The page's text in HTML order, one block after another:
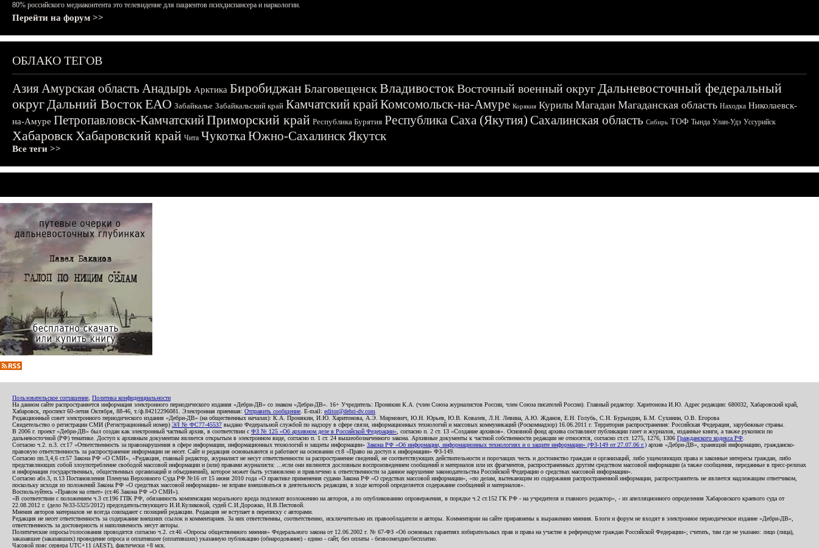
80% российского медиаконтента это телевидение для пациентов психдиспансера и наркологии.
Перейти на форум >>
ОБЛАКО ТЕГОВ
АзияАмурская область Анадырь Арктика БиробиджанБлаговещенскВладивостокВосточный военный округДальневосточный федеральный
округДальний ВостокЕАО Забайкалье Забайкальский край Камчатский крайКомсомольск-на-Амуре Корякия Курилы Магадан Магаданская область Находка Николаевск-
на-Амуре Петропавловск-КамчатскийПриморский край Республика Бурятия Республика Саха (Якутия) Сахалинская область Сибирь ТОФ Тында Улан-Удэ Уссурийск
ХабаровскХабаровский край Чита ЧукоткаЮжно-СахалинскЯкутск
Все теги >>
Пользовательское соглашение Политика конфиденциальности
На данном сайте распространяется информация электронного периодического издания «Дебри-ДВ» со знаком «Дебри-ДВ». 16+ Учредитель: Пронякин К.А. (член Союза журналистов России, член Союза писателей России). Главный редактор: Харитонова И.Ю. Адрес редакции: 680032, Хабаровский край,
Хабаровск, проспект 60-летия Октября, 88-46, т./ф.84212296081. Электронная приемная: Отправить сообщение . E-mail: editor@debri-dv.com
Редакционный совет электронного периодического издания «Дебри-ДВ» (на общественных началах): К.А. Пронякин, И.Ю. Харитонова, А.Э. Мирмович, Ю.Н. Юрьев, Ю.В. Ковалев, Л.Н. Левина, А.Ю. Жданов, Е.Н. Голубь, С.Н. Бурындин, Б.М. Сухинин, О.В. Егорова
Свидетельство о регистрации СМИ (Регистрационный номер) ЭЛ № ФС77-45537 выдано Федеральной службой по надзору в сфере связи, информационных технологий и массовых коммуникаций (Роскомнадзор) 16.06.2011 г. Территория распространения: Российская Федерация, зарубежные страны.
В 2006 г. проект «Дебри-ДВ» был создан как электронный частный архив, в соответствии с ФЗ № 125 «Об архивном деле в Российской Федерации» , согласно п. 2 ст. 13 «Создание архивов». Основной фонд архива составляют публикации газет и журналов, изданные книги, а также рукописи по
дальневосточной (РФ) тематике. Доступ к архивным документам является открытым в электронном виде, согласно п. 1 ст. 24 вышеобозначенного закона. Архивные документы к частной собственности редакции не относятся, согласно ст.ст. 1275, 1276, 1306 Гражданского кодекса РФ
Согласно ч.2. п.3. ст.17 «Ответственность за правонарушения в сфере информации, информационных технологий и защиты информации» Закона РФ «Об информации, информационных технологиях и о защите информации» (ФЗ-149 от 27.07.06 г.) архив «Дебри-ДВ», хранящий информацию, гражданско-
правовую ответственность за распространение информации не несет. Сайт и редакция основываются и работают на основании ст.8 «Право на доступ к информации» ФЗ-149.
Согласно пп.3,4,6 ст.57 Закона РФ «О СМИ», «Редакция, главный редактор, журналист не несут ответственности за распространение сведений, не соответствующих действительности и порочащих честь и достоинство граждан и организаций, либо ущемляющих права и законные интересы граждан, либо
представляющих собой злоупотребление свободой массовой информации и (или) правами журналиста: ...если они являются дословным воспроизведением сообщений и материалов или их фрагментов, распространенных другим средством массовой информации (а также сообщения, переданные в пресс-релизах
и информация государственных, общественных организаций и объединений), которое может быть установлено и привлечено к ответственности за данное нарушение законодательства Российской Федерации о средствах массовой информации».
Согласно абз.3, п.13 Постановления Пленума Верховного Суда РФ №16 от 15 июня 2010 года «О практике применения судами Закона РФ «О средствах массовой информации», «по делам, вытекающим из содержания распространенной информации, распространитель не является надлежащим ответчиком,
поскольку исходя из положений Закона РФ «О средствах массовой информации» не вправе вмешиваться в деятельность редакции, в ходе которой определяется содержание сообщений и материалов».
Воспользуйтесь «Правом на ответ» (ст.46 Закона РФ «О СМИ»).
«В соответствии с положением ч.3 ст.196 ГПК РФ, обязанность компенсации морального вреда подлежит возложению на авторов, а по опубликованию опровержения, в порядке ч.2 ст.152 ГК РФ - на учредителя и главного редактор», - из апелляционного определения Хабаровского краевого суда от
22.08.2012 г. (дело №33-5325/2012) председательствующего И.И.Куликовой, судей С.И.Дорожко, Н.В.Пестовой.
Мнения авторов материалов не всегда совпадают с позицией редакции. Редакция не вступает в переписку с авторами.
Редакция не несет ответственность за содержание внешних ссылок и комментариев. За них ответственны, соответственно, исключительно их правообладатели и авторы. Комментарии на сайте приравнены к выражению мнения. Блоги и форум не входят в электронное периодическое издание «Дебри-ДВ»,
ответственность за достоверность и наполняемость несут авторы.
Политические опросы/голосования проводятся согласно ч.2. ст.46 «Опросы общественного мнения» Федерального закона от 12.06.2002 г. № 67-ФЗ «Об основных гарантиях избирательных прав и права на участие в референдуме граждан Российской Федерации»; считать, там где не указано: лицо (лица),
заказавшее (заказавших) проведение опроса и оплатившее (оплативших) указанную публикацию (обнародование) - едино - сайт, без оплаты - безвозмездно/бесплатно.
Часовой пояс сервера UTC+11 (AEST), фактически +8 мск.